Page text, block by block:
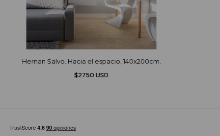
Hernan Salvo. Hacia el espacio, 140x200cm.
$2750 USD